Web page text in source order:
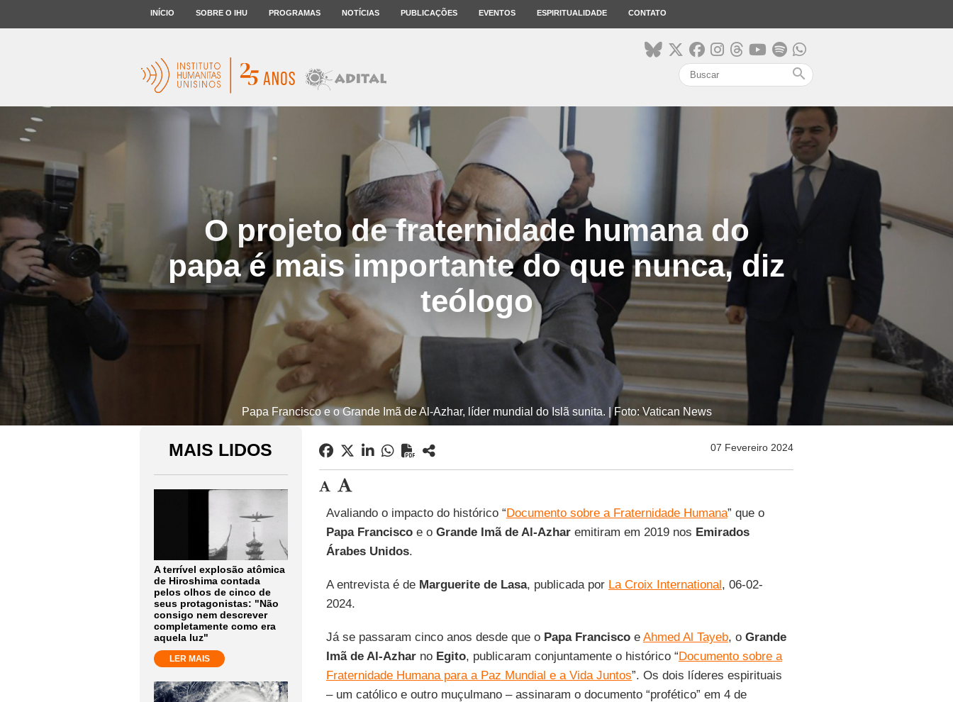
INÍCIO SOBRE O IHU PROGRAMAS NOTÍCIAS PUBLICAÇÕES EVENTOS ESPIRITUALIDADE CONTATO
search
O projeto de fraternidade humana do
papa é mais importante do que nunca, diz
teólogo
Papa Francisco e o Grande Imã de Al-Azhar, líder mundial do Islã sunita. | Foto: Vatican News
MAIS LIDOS
A terrível explosão atômica
de Hiroshima contada
pelos olhos de cinco de
seus protagonistas: "Não
consigo nem descrever
completamente como era
aquela luz"
LER MAIS
07 Fevereiro 2024
Avaliando o impacto do histórico “Documento sobre a Fraternidade Humana” que o
Papa Franciscoe o Grande Imã de Al-Azharemitiram em 2019 nos Emirados
Árabes Unidos.
A entrevista é de Marguerite de Lasa, publicada por La Croix International, 06-02-
2024.
Já se passaram cinco anos desde que o Papa Franciscoe Ahmed Al Tayeb, o Grande
Imã de Al-Azharno Egito, publicaram conjuntamente o histórico “Documento sobre a
Fraternidade Humana para a Paz Mundial e a Vida Juntos”. Os dois líderes espirituais
– um católico e outro muçulmano – assinaram o documento “profético” em 4 de